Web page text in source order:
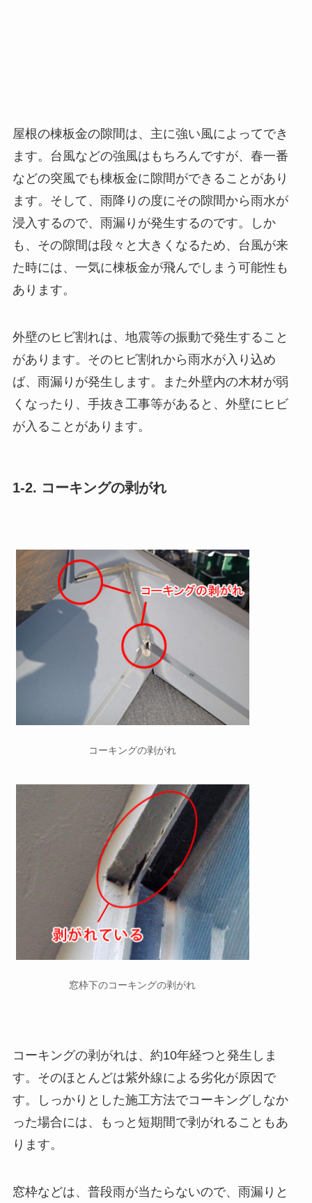
屋根の棟板金の隙間は、主に強い風によってでき
ます。台風などの強風はもちろんですが、春一番
などの突風でも棟板金に隙間ができることがあり
ます。そして、雨降りの度にその隙間から雨水が
浸入するので、雨漏りが発生するのです。しか
も、その隙間は段々と大きくなるため、台風が来
た時には、一気に棟板金が飛んでしまう可能性も
あります。
外壁のヒビ割れは、地震等の振動で発生すること
があります。そのヒビ割れから雨水が入り込め
ば、雨漏りが発生します。また外壁内の木材が弱
くなったり、手抜き工事等があると、外壁にヒビ
が入ることがあります。
1-2. コーキングの剥がれ
コーキングの剥がれ
窓枠下のコーキングの剥がれ
コーキングの剥がれは、約10年経つと発生しま
す。そのほとんどは紫外線による劣化が原因で
す。しっかりとした施工方法でコーキングしなか
った場合には、もっと短期間で剥がれることもあ
ります。
窓枠などは、普段雨が当たらないので、雨漏りと